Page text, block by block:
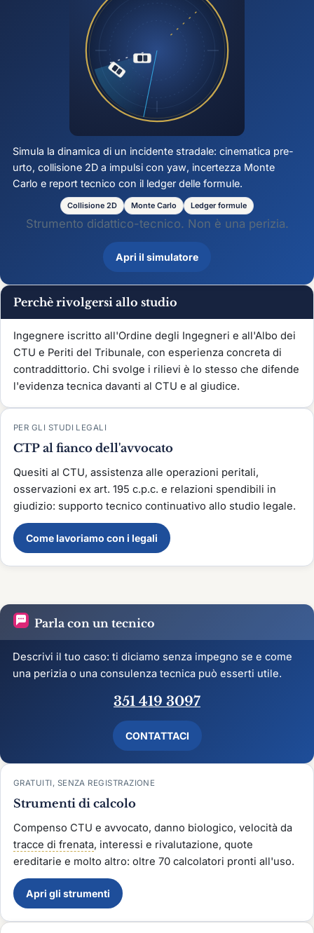
Simula la dinamica di un incidente stradale: cinematica pre-
urto, collisione 2D a impulsi con yaw, incertezza Monte
Carlo e report tecnico con il ledger delle formule.
Collisione 2D Monte Carlo Ledger formule
Strumento didattico-tecnico. Non è una perizia.
Apri il simulatore
Perchè rivolgersi allo studio
Ingegnere iscritto all'Ordine degli Ingegneri e all'Albo dei
CTU e Periti del Tribunale, con esperienza concreta di
contraddittorio. Chi svolge i rilievi è lo stesso che difende
l'evidenza tecnica davanti al CTU e al giudice.
PER GLI STUDI LEGALI
CTP al fianco dell'avvocato
Quesiti al CTU, assistenza alle operazioni peritali,
osservazioni ex art. 195 c.p.c. e relazioni spendibili in
giudizio: supporto tecnico continuativo allo studio legale.
Come lavoriamo con i legali
Parla con un tecnico
Descrivi il tuo caso: ti diciamo senza impegno se e come
una perizia o una consulenza tecnica può esserti utile.
351 419 3097
CONTATTACI
GRATUITI, SENZA REGISTRAZIONE
Strumenti di calcolo
Compenso CTU e avvocato, danno biologico, velocità da
tracce di frenata, interessi e rivalutazione, quote
ereditarie e molto altro: oltre 70 calcolatori pronti all'uso.
Apri gli strumenti